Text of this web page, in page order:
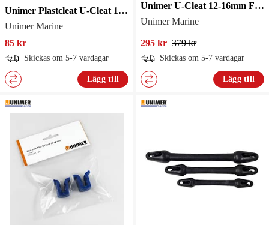
Unimer Plastcleat U-Cleat 10-12mm 2St
Unimer Marine
85 kr
Skickas om 5-7 vardagar
Lägg till
Unimer U-Cleat 12-16mm Förtöjningsfj.
Unimer Marine
295 kr 379 kr
Skickas om 5-7 vardagar
Lägg till